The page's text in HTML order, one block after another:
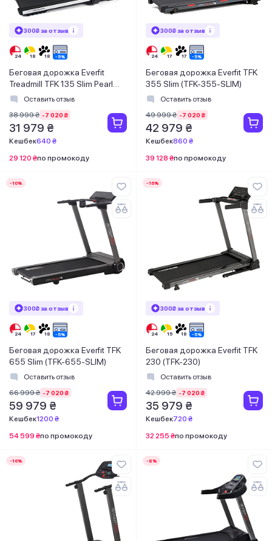
300₴ за отзыв
Беговая дорожка Everfit
Treadmill TFK 135 Slim Pearl
White (TFK-135-SLIM-W)
Оставить отзыв
38 999 ₴ -7 020 ₴
31 979 ₴
Кешбек640 ₴
29 120 ₴по промокоду
300₴ за отзыв
Беговая дорожка Everfit TFK
355 Slim (TFK-355-SLIM)
Оставить отзыв
49 999 ₴ -7 020 ₴
42 979 ₴
Кешбек860 ₴
39 128 ₴по промокоду
-10%
300₴ за отзыв
Беговая дорожка Everfit TFK
655 Slim (TFK-655-SLIM)
Оставить отзыв
66 999 ₴ -7 020 ₴
59 979 ₴
Кешбек1200 ₴
54 599 ₴по промокоду
-16%
300₴ за отзыв
Беговая дорожка Everfit TFK
230 (TFK-230)
Оставить отзыв
42 999 ₴ -7 020 ₴
35 979 ₴
Кешбек720 ₴
32 255 ₴по промокоду
-16% -8%